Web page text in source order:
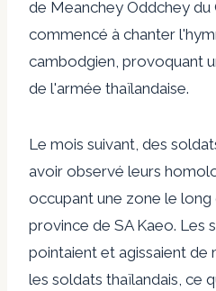
de Meanchey Oddchey
commencé à chanter
cambodgien, provoquant
de l'armée thaïlandaise.
Le mois suivant, des
avoir observé leurs
occupant une zone le
province de SA Kaeo. Les
pointaient et agissaient de
les soldats thaïlandais, ce